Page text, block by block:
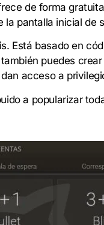
de forma
pantalla inicial de
Está basado en
puedes
acceso a
a popularizar